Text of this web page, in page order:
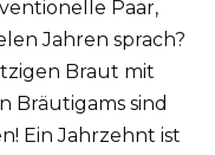
Paar,
Jahren sprach?
Braut mit
Bräutigams sind
Ein Jahrzehnt ist